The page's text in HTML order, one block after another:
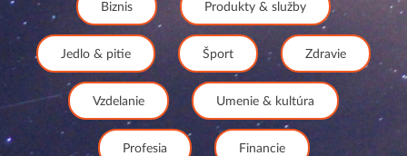
Biznis Produkty & služby
Jedlo & pitie Šport Zdravie
Vzdelanie Umenie & kultúra
Profesia Financie